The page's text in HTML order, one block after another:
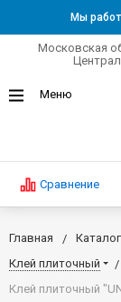
Мы
Московская
Сравнение
Главная Каталог
Клей плиточный
Клей плиточный